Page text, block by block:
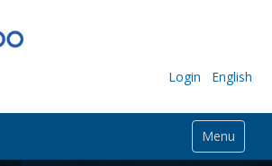
Login English
Menu